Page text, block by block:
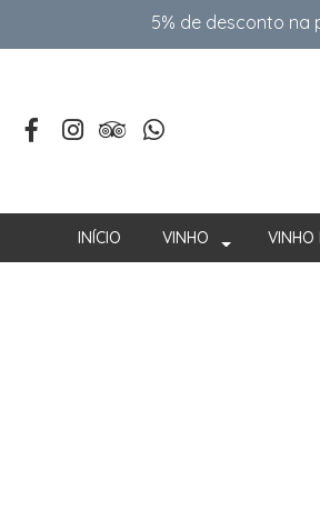
5% de desconto na
INÍCIO VINHO VINHO